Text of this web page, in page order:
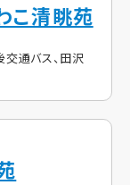
こ清眺苑
交通バス、田沢